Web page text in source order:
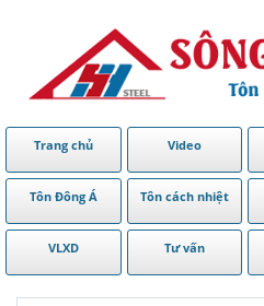
Trang chủ Video
Tôn Đông Á Tôn cách nhiệt
VLXD Tư vấn